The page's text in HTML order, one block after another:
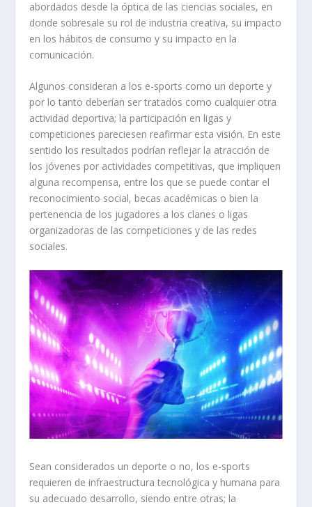
abordados desde la óptica de las ciencias sociales, en
donde sobresale su rol de industria creativa, su impacto
en los hábitos de consumo y su impacto en la
comunicación.
Algunos consideran a los e-sports como un deporte y
por lo tanto deberían ser tratados como cualquier otra
actividad deportiva; la participación en ligas y
competiciones pareciesen reafirmar esta visión. En este
sentido los resultados podrían reflejar la atracción de
los jóvenes por actividades competitivas, que impliquen
alguna recompensa, entre los que se puede contar el
reconocimiento social, becas académicas o bien la
pertenencia de los jugadores a los clanes o ligas
organizadoras de las competiciones y de las redes
sociales.
Sean considerados un deporte o no, los e-sports
requieren de infraestructura tecnológica y humana para
su adecuado desarrollo, siendo entre otras; la